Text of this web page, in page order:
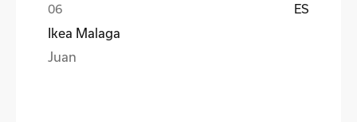
ES
Ikea Malaga
Juan